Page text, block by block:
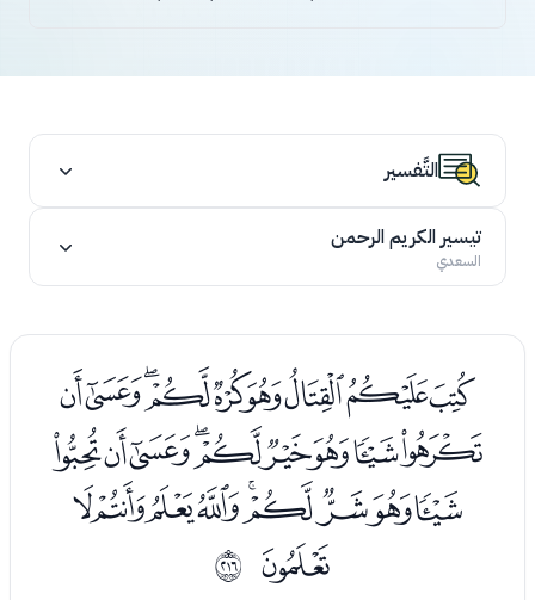
التَّفسير
تيسير الكريم الرحمن
السعدي
ﭑﭒﭓﭔﭕﭖﭗﭘﭙ
ﭚﭛﭜﭝﭞﭟﭠﭡﭢ
ﭣﭤﭥﭦﭧﭨﭩﭪﭫ
ﭬ ﳗ